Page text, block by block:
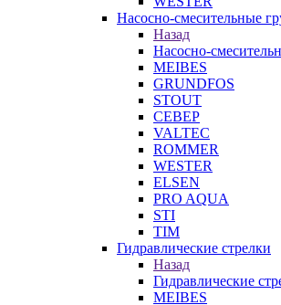
Насосно-смесительные
Назад
Насосно-
MEIBES
GRUNDFOS
STOUT
СЕВЕР
VALTEC
ROMMER
WESTER
ELSEN
PRO AQUA
STI
TIM
Гидравлические стрелки
Назад
Гидравлические
MEIBES